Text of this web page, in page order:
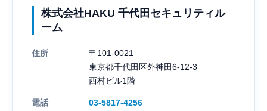
株式会社HAKU 千代田セキュリティル
ーム
住所
〒101-0021
東京都千代田区外神田6-12-3
西村ビル1階
電話 03-5817-4256